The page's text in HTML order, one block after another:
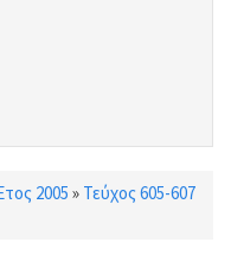
2005 » Τεύχος 605-607